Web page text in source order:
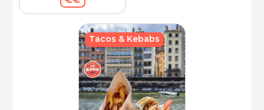
Tacos & Kebabs